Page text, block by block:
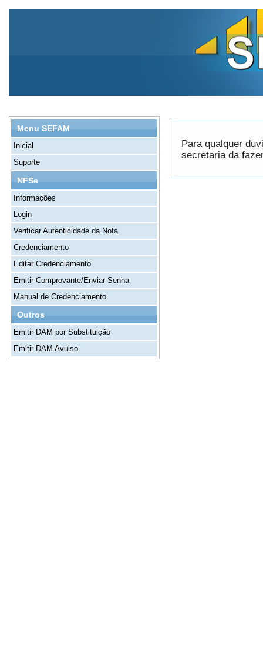
Menu SEFAM
Inicial
Suporte
NFSe
Informações
Login
Verificar Autenticidade da Nota
Credenciamento
Editar Credenciamento
Emitir Comprovante/Enviar Senha
Manual de Credenciamento
Outros
Emitir DAM por Substituição
Emitir DAM Avulso
Para qualquer
secretaria da